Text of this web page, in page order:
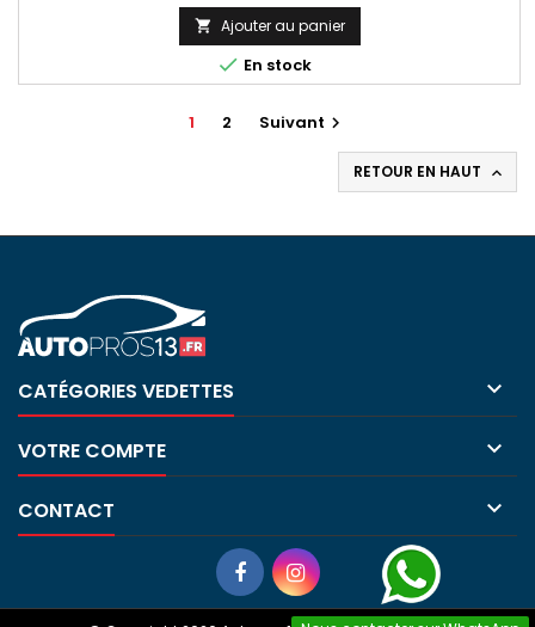
 Ajouter au panier
 En stock
1 2 Suivant 
RETOUR EN HAUT 
CATÉGORIES VEDETTES 
VOTRE COMPTE 
CONTACT 